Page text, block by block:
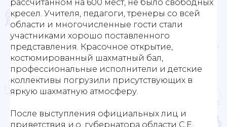
рассчитанном на 600 мест, не было свободных
кресел. Учителя, педагоги, тренеры со всей
области и многочисленные гости стали
участниками хорошо поставленного
представления. Красочное открытие,
костюмированный шахматный бал,
профессиональные исполнители и детские
коллективы погрузили присутствующих в
яркую шахматную атмосферу.
После выступления официальных лиц и
приветствия и.о. губернатора области С.Е.